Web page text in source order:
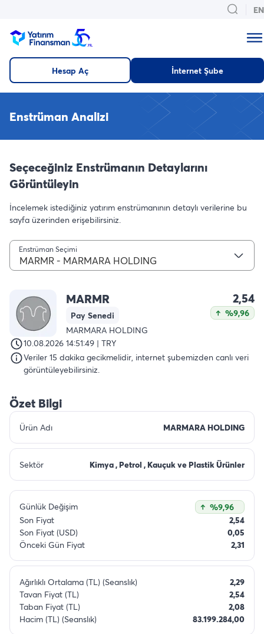
EN
Hesap Aç İnternet Şube
Enstrüman Analizi
Seçeceğiniz Enstrümanın Detaylarını
Görüntüleyin
İncelemek istediğiniz yatırım enstrümanının detaylı verilerine bu
sayfa üzerinden erişebilirsiniz.
Enstrüman Seçimi
MARMR - MARMARA HOLDING
MARMR
Pay Senedi
MARMARA HOLDING
2,54
%9,96
10.08.2026 14:51:49 | TRY
Veriler 15 dakika gecikmelidir, internet şubemizden canlı veri
görüntüleyebilirsiniz.
Özet Bilgi
Ürün Adı MARMARA HOLDING
Sektör Kimya , Petrol , Kauçuk ve Plastik Ürünler
Günlük Değişim
%9,96
Son Fiyat
2,54
Son Fiyat (USD)
0,05
Önceki Gün Fiyat
2,31
Ağırlıklı Ortalama (TL) (Seanslık)
2,29
Tavan Fiyat (TL)
2,54
Taban Fiyat (TL)
2,08
Hacim (TL) (Seanslık)
83.199.284,00